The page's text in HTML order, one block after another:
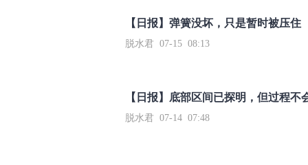
【日报】弹簧没坏，只是暂时被压住
脱水君 07-15 08:13
【日报】底部区间已探明，但过程不
脱水君 07-14 07:48